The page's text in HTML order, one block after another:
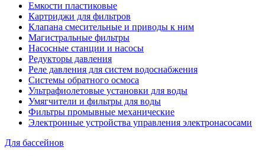
Емкости пластиковые
Картриджи для фильтров
Клапана смесительные и приводы к ним
Магистральные фильтры
Насосные станции и насосы
Редукторы давления
Реле давления для систем водоснабжения
Системы обратного осмоса
Ультрафиолетовые установки для воды
Умягчители и фильтры для воды
Фильтры промывные механические
Электронные устройства управления электронасосами
Для бассейнов